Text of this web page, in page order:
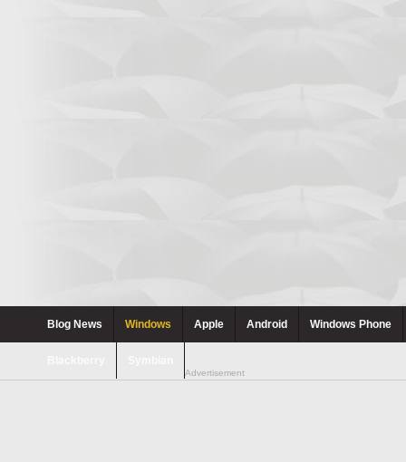
Blog News Windows Apple Android Windows Phone
Advertisement